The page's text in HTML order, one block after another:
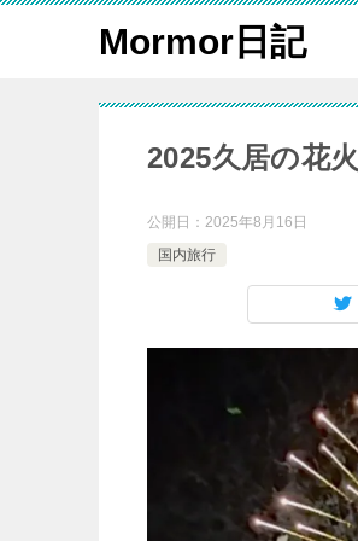
Mormor日記
2025久居の花火
公開日： 2025年8月16日
国内旅行